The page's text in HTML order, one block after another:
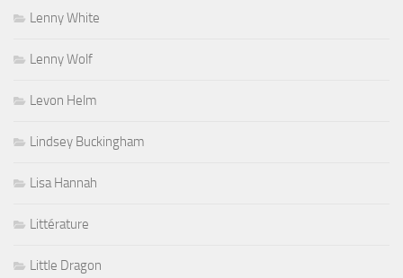
Lenny White
Lenny Wolf
Levon Helm
Lindsey Buckingham
Lisa Hannah
Littérature
Little Dragon